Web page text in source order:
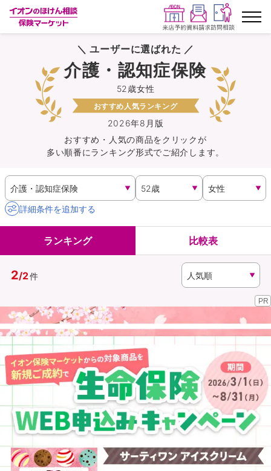
ランキングから探す
保険を比較する
保険会社から探す
イオンカード会員さま専用保険
キャンペーン一覧
イオングループ従業員さま向け
資料請求
（無料）
訪問相談
イオンカード会員さま専用保険
＼ ユーザーに選ばれた ／
2026年8月版
52歳女性
介護・認知症保険
おすすめ人気ランキング
おすすめ・人気の商品をクリックが
多い順番にランキング形式でご紹介します。
詳細条件を追加する
ランキング 比較表
2/2件
PR